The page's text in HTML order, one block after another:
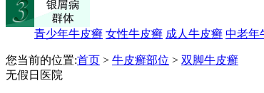
青少年牛皮癣 女性牛皮癣 成人牛皮癣 中老年
您当前的位置:首页 > 牛皮癣部位 > 双脚牛皮癣
无假日医院